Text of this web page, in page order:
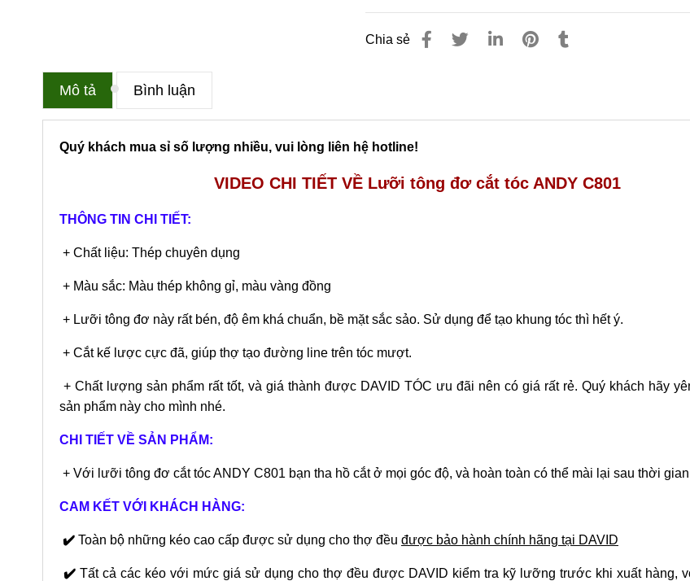
Chia sẻ
Mô tả Bình luận
Quý khách mua sỉ số lượng nhiều, vui lòng liên hệ hotline!
VIDEO CHI TIẾT VỀ Lưỡi tông đơ cắt tóc ANDY C801
THÔNG TIN CHI TIẾT:
+ Chất liệu: Thép chuyên dụng
+ Màu sắc: Màu thép không gỉ, màu vàng đồng
+ Lưỡi tông đơ này rất bén, độ êm khá chuẩn, bề mặt sắc sảo. Sử dụng để tạo khung tóc thì hết ý.
+ Cắt kế lược cực đã, giúp thợ tạo đường line trên tóc mượt.
+ Chất lượng sản phẩm rất tốt, và giá thành được DAVID TÓC ưu đãi nên có giá rất rẻ. Quý khách hãy
sản phẩm này cho mình nhé.
CHI TIẾT VỀ SẢN PHẨM:
+ Với lưỡi tông đơ cắt tóc ANDY C801 bạn tha hồ cắt ở mọi góc độ, và hoàn toàn có thể mài lại sau thời
CAM KẾT VỚI KHÁCH HÀNG:
✔️ Toàn bộ những kéo cao cấp được sử dụng cho thợ đều được bảo hành chính hãng tại DAVID
✔️ Tất cả các kéo với mức giá sử dụng cho thợ đều được DAVID kiểm tra kỹ lưỡng trước khi xuất hàng,